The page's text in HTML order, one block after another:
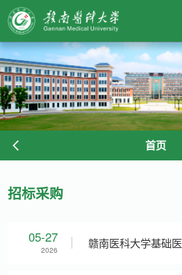
首页
招标采购
05-27
2026 赣南医科大学基础